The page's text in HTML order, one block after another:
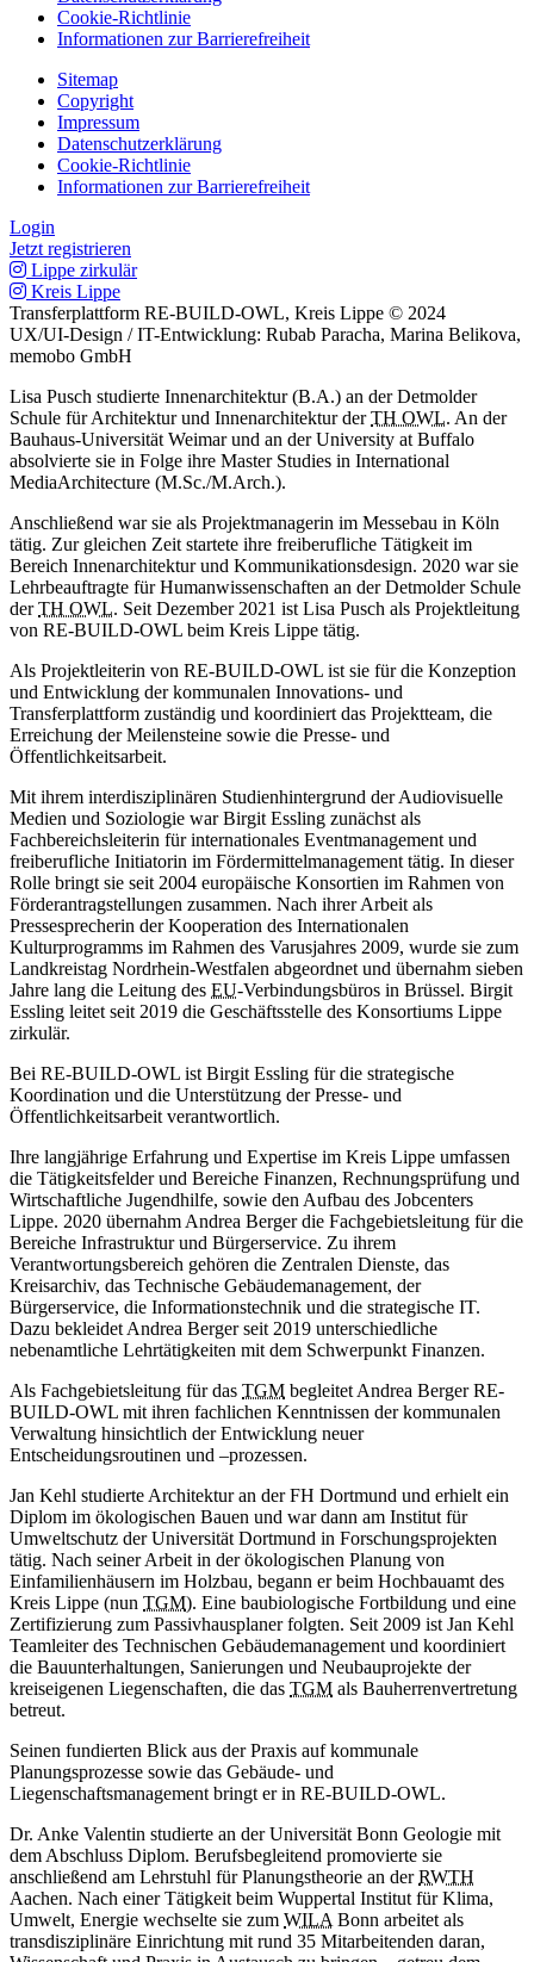
Cookie-Richtlinie
Informationen zur Barrierefreiheit
Sitemap
Copyright
Impressum
Datenschutz­erklärung
Cookie-Richtlinie
Informationen zur Barrierefreiheit
Login
Jetzt registrieren
Lippe zirkulär
Kreis Lippe
Transferplattform RE-BUILD-OWL, Kreis Lippe © 2024
UX/UI-Design / IT-Entwicklung: Rubab Paracha, Marina Belikova,
memobo GmbH
Lisa Pusch studierte Innenarchitektur (B.A.) an der Detmolder
Schule für Architektur und Innenarchitektur derTH OWL. An der
Bauhaus-Universität Weimar und an der University at Buffalo
absolvierte sie in Folge ihre Master Studies in International
MediaArchitecture (M.Sc./M.Arch.).
Anschließend war sie als Projektmanagerin im Messebau in Köln
tätig. Zur gleichen Zeit startete ihre freiberufliche Tätigkeit im
Bereich Innenarchitektur und Kommunikationsdesign. 2020 war sie
Lehrbeauftragte für Humanwissenschaften an der Detmolder Schule
derTH OWL. Seit Dezember 2021 ist Lisa Pusch als Projektleitung
von RE-BUILD-OWL beim Kreis Lippe tätig.
Als Projektleiterin von RE-BUILD-OWL ist sie für die Konzeption
und Entwicklung der kommunalen Innovations- und
Transferplattform zuständig und koordiniert das Projektteam, die
Erreichung der Meilensteine sowie die Presse- und
Öffentlichkeitsarbeit.
Mit ihrem interdisziplinären Studienhintergrund der Audiovisuelle
Medien und Soziologie war Birgit Essling zunächst als
Fachbereichsleiterin für internationales Eventmanagement und
freiberufliche Initiatorin im Fördermittelmanagement tätig. In dieser
Rolle bringt sie seit 2004 europäische Konsortien im Rahmen von
Förderantragstellungen zusammen. Nach ihrer Arbeit als
Pressesprecherin der Kooperation des Internationalen
Kulturprogramms im Rahmen des Varusjahres 2009, wurde sie zum
Landkreistag Nordrhein-Westfalen abgeordnet und übernahm sieben
Jahre lang die Leitung des EU-Verbindungsbüros in Brüssel. Birgit
Essling leitet seit 2019 die Geschäftsstelle des Konsortiums Lippe
zirkulär.
Bei RE-BUILD-OWL ist Birgit Essling für die strategische
Koordination und die Unterstützung der Presse- und
Öffentlichkeitsarbeit verantwortlich.
Ihre langjährige Erfahrung und Expertise im Kreis Lippe umfassen
die Tätigkeitsfelder und Bereiche Finanzen, Rechnungsprüfung und
Wirtschaftliche Jugendhilfe, sowie den Aufbau des Jobcenters
Lippe. 2020 übernahm Andrea Berger die Fachgebietsleitung für die
Bereiche Infrastruktur und Bürgerservice. Zu ihrem
Verantwortungsbereich gehören die Zentralen Dienste, das
Kreisarchiv, das Technische Gebäudemanagement, der
Bürgerservice, die Informationstechnik und die strategische IT.
Dazu bekleidet Andrea Berger seit 2019 unterschiedliche
nebenamtliche Lehrtätigkeiten mit dem Schwerpunkt Finanzen.
Als Fachgebietsleitung für das TGM begleitet Andrea Berger RE-
BUILD-OWL mit ihren fachlichen Kenntnissen der kommunalen
Verwaltung hinsichtlich der Entwicklung neuer
Entscheidungsroutinen und –prozessen.
Jan Kehl studierte Architektur an der FH Dortmund und erhielt ein
Diplom im ökologischen Bauen und war dann am Institut für
Umweltschutz der Universität Dortmund in Forschungsprojekten
tätig. Nach seiner Arbeit in der ökologischen Planung von
Einfamilienhäusern im Holzbau, begann er beim Hochbauamt des
Kreis Lippe (nun TGM). Eine baubiologische Fortbildung und eine
Zertifizierung zum Passivhausplaner folgten. Seit 2009 ist Jan Kehl
Teamleiter des Technischen Gebäudemanagement und koordiniert
die Bauunterhaltungen, Sanierungen und Neubauprojekte der
kreiseigenen Liegenschaften, die das TGM als Bauherrenvertretung
betreut.
Seinen fundierten Blick aus der Praxis auf kommunale
Planungsprozesse sowie das Gebäude- und
Liegenschaftsmanagement bringt er in RE-BUILD-OWL.
Dr. Anke Valentin studierte an der Universität Bonn Geologie mit
dem Abschluss Diplom. Berufsbegleitend promovierte sie
anschließend am Lehrstuhl für Planungstheorie an derRWTH
Aachen. Nach einer Tätigkeit beim Wuppertal Institut für Klima,
Umwelt, Energie wechselte sie zum WILA Bonn arbeitet als
transdisziplinäre Einrichtung mit rund 35 Mitarbeitenden daran,